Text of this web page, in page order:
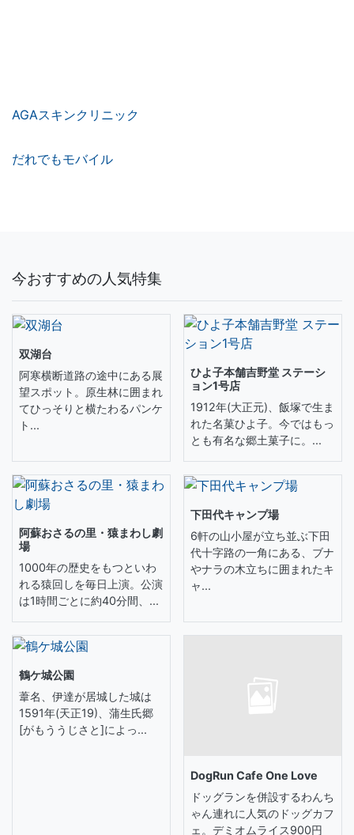
AGAスキンクリニック
だれでもモバイル
今おすすめの人気特集
双湖台
阿寒横断道路の途中にある展
望スポット。原生林に囲まれ
てひっそりと横たわるパンケ
ト...
ひよ子本舗吉野堂 ステーシ
ョン1号店
1912年(大正元)、飯塚で生ま
れた名菓ひよ子。今ではもっ
とも有名な郷土菓子に。...
阿蘇おさるの里・猿まわし劇
場
1000年の歴史をもつといわ
れる猿回しを毎日上演。公演
は1時間ごとに約40分間、...
下田代キャンプ場
6軒の山小屋が立ち並ぶ下田
代十字路の一角にある、ブナ
やナラの木立ちに囲まれたキ
ャ...
鶴ケ城公園
葦名、伊達が居城した城は
1591年(天正19)、蒲生氏郷
[がもううじさと]によっ...
DogRun Cafe One Love
ドッグランを併設するわんち
ゃん連れに人気のドッグカフ
ェ。デミオムライス900円